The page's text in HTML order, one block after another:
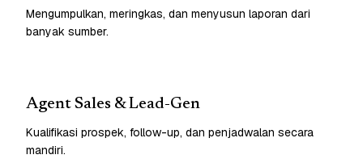
Mengumpulkan, meringkas, dan menyusun laporan dari
banyak sumber.
Agent Sales & Lead-Gen
Kualifikasi prospek, follow-up, dan penjadwalan secara
mandiri.